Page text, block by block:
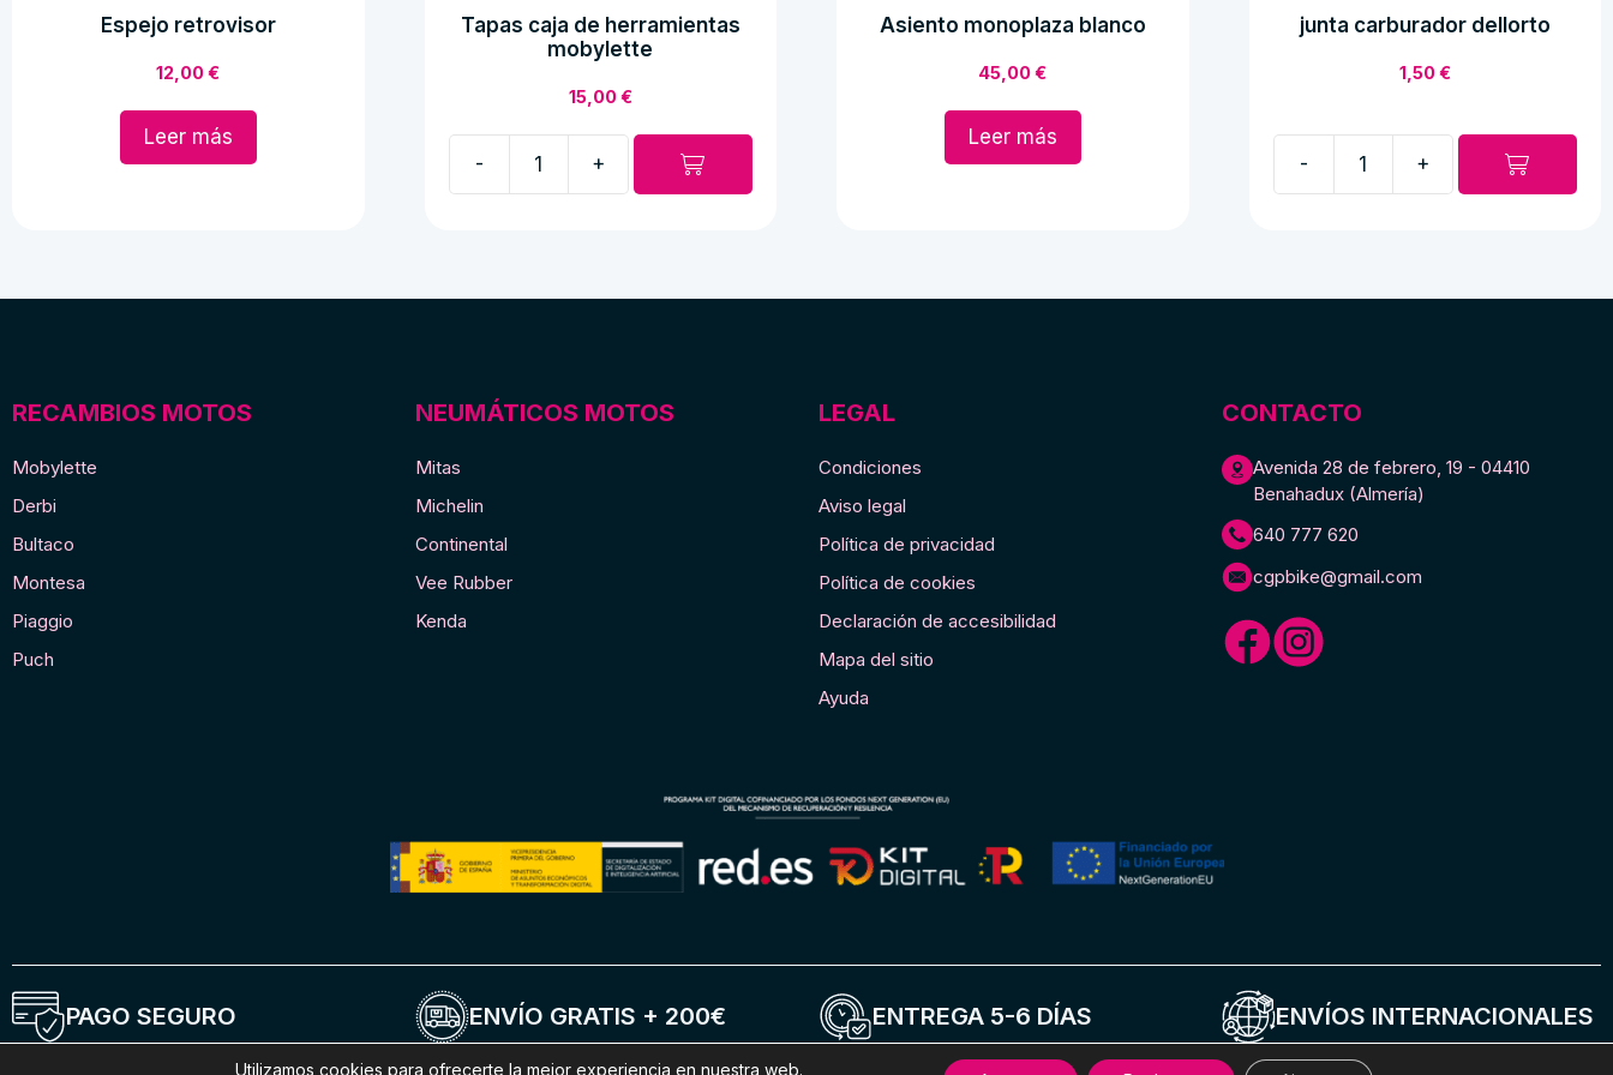
Espejo retrovisor
12,00€
Leer más
Tapas caja de herramientas
mobylette
15,00€
-
mobylette
+
Asiento monoplaza blanco
45,00€
Leer más
junta carburador dellorto
1,50€
- +
RECAMBIOS MOTOS
Mobylette
Derbi
Bultaco
Montesa
Piaggio
Puch
NEUMÁTICOS MOTOS
Mitas
Michelin
Continental
Vee Rubber
Kenda
LEGAL
Condiciones
Aviso legal
Política de privacidad
Política de cookies
Declaración de accesibilidad
Mapa del sitio
Ayuda
CONTACTO
Avenida 28 de febrero, 19 - 04410
Benahadux (Almería)
640 777 620
cgpbike@gmail.com
PAGO SEGURO ENVÍO GRATIS + 200€ ENTREGA 5-6 DÍAS ENVÍOS INTERNACIONALES
Utilizamos cookies para ofrecerte la mejor experiencia en nuestra web.